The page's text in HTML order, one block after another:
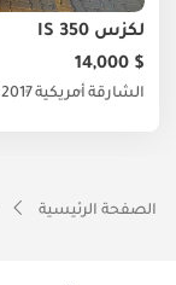
لكزس IS 350
$ 14,000
الشارقة أمريكية 2017
الصفحة الرئيسية